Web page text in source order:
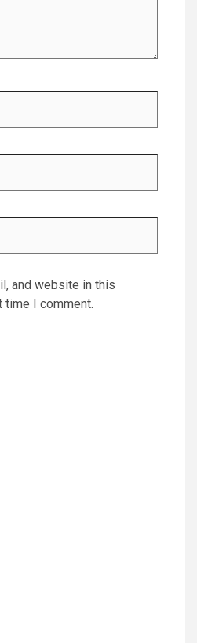
and website in this
I comment.